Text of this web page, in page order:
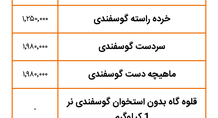
خرده راسته گوسفندی ۱٬۲۵۰٬۰۰۰
سردست گوسفندی ۱٬۹۸۰٬۰۰۰
ماهیچه دست گوسفندی ۱٬۹۸۰٬۰۰۰
قلوه گاه بدون استخوان گوسفندی نر
-